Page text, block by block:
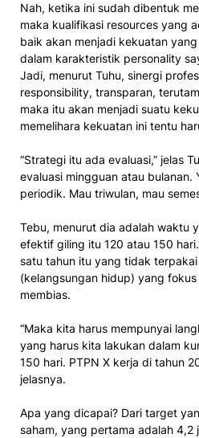
Nah, ketika ini sudah dibentuk
maka kualifikasi resources yang
baik akan menjadi kekuatan
dalam karakteristik personality
Jadi, menurut Tuhu, sinergi
responsibility, transparan,
maka itu akan menjadi suatu
memelihara kekuatan ini tentu
“Strategi itu ada evaluasi,” jelas
evaluasi mingguan atau bulanan.
periodik. Mau triwulan, mau
Tebu, menurut dia adalah waktu
efektif giling itu 120 atau 150
satu tahun itu yang tidak
(kelangsungan hidup) yang
membias.
“Maka kita harus mempunyai
yang harus kita lakukan dalam
150 hari. PTPN X kerja di tahun
jelasnya.
Apa yang dicapai? Dari target
saham, yang pertama adalah 4,2